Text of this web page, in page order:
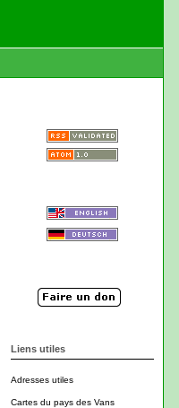
Liens utiles
Adresses utiles
Cartes du pays des Vans